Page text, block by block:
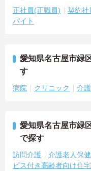
正社員(正職員) 契約社
バイト
愛知県名古屋市緑
す
病院 クリニック 介
愛知県名古屋市緑
で探す
訪問介護 介護老人保
ビス付き高齢者向け住宅